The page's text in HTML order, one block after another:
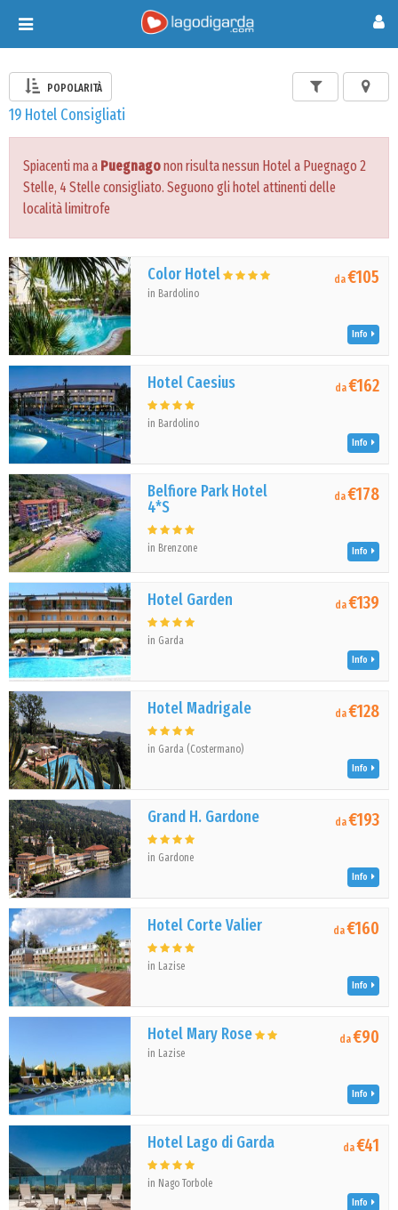
Toggle
navigation
POPOLARITÀ
19 Hotel Consigliati
Spiacenti ma a Puegnagonon risulta nessun Hotel a Puegnago 2
Stelle, 4 Stelle consigliato. Seguono gli hotel attinenti delle
località limitrofe
Color Hotel
in Bardolino
da€105
Info
Hotel Caesius
in Bardolino
da€162
Info
Belfiore Park Hotel
4*S
in Brenzone
da€178
Info
Hotel Garden
in Garda
da€139
Info
Hotel Madrigale
in Garda (Costermano)
da€128
Info
Grand H. Gardone
in Gardone
da€193
Info
Hotel Corte Valier
in Lazise
da€160
Info
Hotel Mary Rose
in Lazise
da€90
Info
Hotel Lago di Garda
in Nago Torbole
da€41
Info